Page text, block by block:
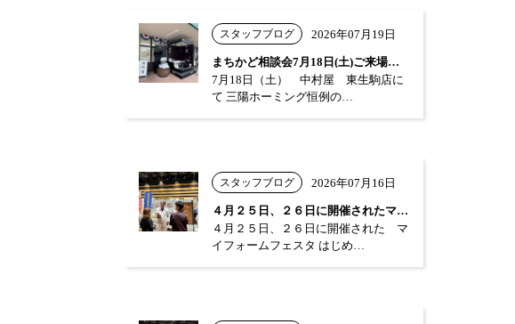
スタッフブログ 2026年07月19日
まちかど相談会7月18日(土)ご来場あり…
7月18日（土） 中村屋 東生駒店に
て 三陽ホーミング恒例の…
スタッフブログ 2026年07月16日
４月２５日、２６日に開催されたマイフォー…
４月２５日、２６日に開催された マ
イフォームフェスタ はじめ…